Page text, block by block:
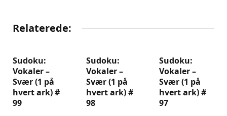
Relaterede:
Sudoku:
Vokaler –
Svær (1 på
hvert ark) #
99
Sudoku:
Vokaler –
Svær (1 på
hvert ark) #
98
Sudoku:
Vokaler –
Svær (1 på
hvert ark) #
97